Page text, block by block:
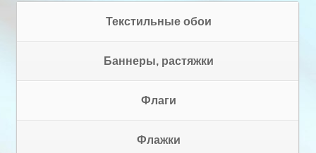
Текстильные обои
Баннеры, растяжки
Флаги
Флажки